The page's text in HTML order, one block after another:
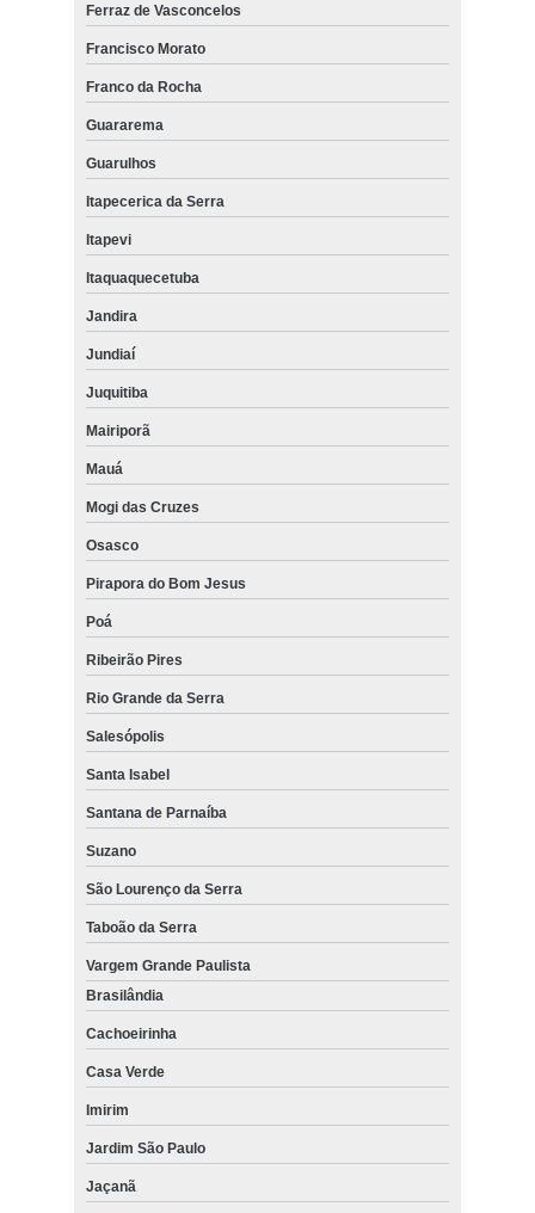
Ferraz de Vasconcelos
Francisco Morato
Franco da Rocha
Guararema
Guarulhos
Itapecerica da Serra
Itapevi
Itaquaquecetuba
Jandira
Jundiaí
Juquitiba
Mairiporã
Mauá
Mogi das Cruzes
Osasco
Pirapora do Bom Jesus
Poá
Ribeirão Pires
Rio Grande da Serra
Salesópolis
Santa Isabel
Santana de Parnaíba
Suzano
São Lourenço da Serra
Taboão da Serra
Vargem Grande Paulista
Brasilândia
Cachoeirinha
Casa Verde
Imirim
Jardim São Paulo
Jaçanã